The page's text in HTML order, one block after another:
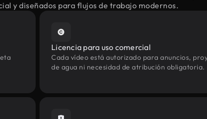
y diseñados para flujos de trabajo modernos.
Licencia para uso comercial
Cada vídeo está autorizado para anuncios,
de agua ni necesidad de atribución obligatoria.